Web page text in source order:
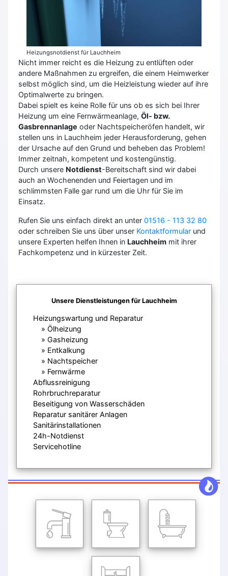
Heizungsnotdienst für Lauchheim
Nicht immer reicht es die Heizung zu entlüften oder
andere Maßnahmen zu ergreifen, die einem Heimwerker
selbst möglich sind, um die Heizleistung wieder auf ihre
Optimalwerte zu bringen.
Dabei spielt es keine Rolle für uns ob es sich bei Ihrer
Heizung um eine Fernwärmeanlage, Öl- bzw.
Gasbrennanlage oder Nachtspeicheröfen handelt, wir
stellen uns in Lauchheim jeder Herausforderung, gehen
der Ursache auf den Grund und beheben das Problem!
Immer zeitnah, kompetent und kostengünstig.
Durch unsere Notdienst-Bereitschaft sind wir dabei
auch an Wochenenden und Feiertagen und im
schlimmsten Falle gar rund um die Uhr für Sie im
Einsatz.
Rufen Sie uns einfach direkt an unter 01516 - 113 32 80
oder schreiben Sie uns über unser Kontaktformular und
unsere Experten helfen Ihnen in Lauchheim mit ihrer
Fachkompetenz und in kürzester Zeit.
Unsere Dienstleistungen für Lauchheim
Heizungswartung und Reparatur
Ölheizung
Gasheizung
Entkalkung
Nachtspeicher
Fernwärme
Abflussreinigung
Rohrbruchreparatur
Beseitigung von Wasserschäden
Reparatur sanitärer Anlagen
Sanitärinstallationen
24h-Notdienst
Servicehotline